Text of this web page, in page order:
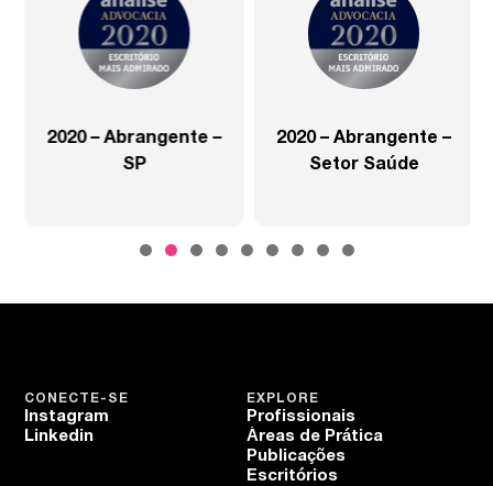
2020 – Abrangente –
SP
2020 – Abrangente –
Setor Saúde
EXPLORE
Profissionais
Áreas de Prática
Publicações
Escritórios
CONECTE-SE
Instagram
Linkedin